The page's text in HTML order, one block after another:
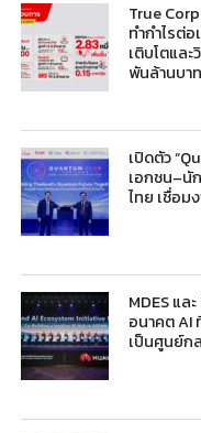
True
ทำกำไรต่
เติบโตแล
พันล้านบาท
เปิดตัว
เอกชน–นั
ไทย เชื่อม
MDES แล
อนาคต AI
เป็นศูนย์ก